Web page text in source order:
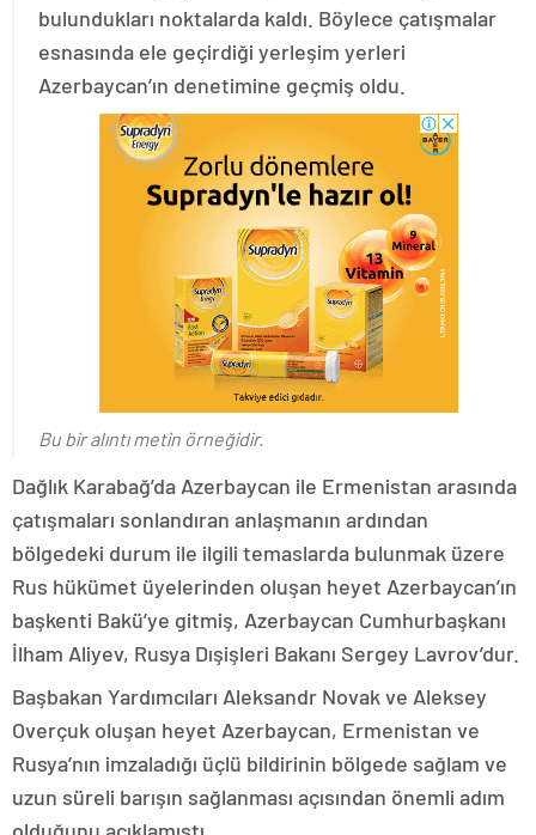
bulundukları noktalarda kaldı. Böylece çatışmalar
esnasında ele geçirdiği yerleşim yerleri
Azerbaycan’ın denetimine geçmiş oldu.
Bu bir alıntı metin örneğidir.
Dağlık Karabağ’da Azerbaycan ile Ermenistan arasında
çatışmaları sonlandıran anlaşmanın ardından
bölgedeki durum ile ilgili temaslarda bulunmak üzere
Rus hükümet üyelerinden oluşan heyet Azerbaycan’ın
başkenti Bakü’ye gitmiş, Azerbaycan Cumhurbaşkanı
İlham Aliyev, Rusya Dışişleri Bakanı Sergey Lavrov’dur.
Başbakan Yardımcıları Aleksandr Novak ve Aleksey
Overçuk oluşan heyet Azerbaycan, Ermenistan ve
Rusya’nın imzaladığı üçlü bildirinin bölgede sağlam ve
uzun süreli barışın sağlanması açısından önemli adım